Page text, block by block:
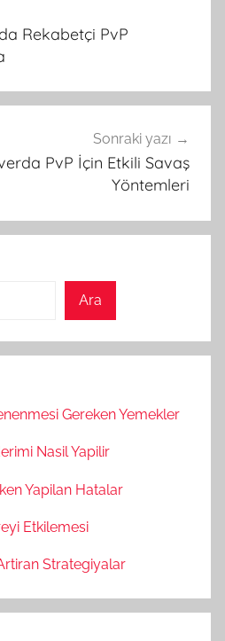
Rekabetçi PvP
Sonraki yazı
PvP İçin Etkili Savaş
Yöntemleri
Ara
Gereken Yemekler
Nasil Yapilir
Yapilan Hatalar
Etkilemesi
Strategiyalar